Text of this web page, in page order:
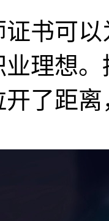
书可
理想
了距